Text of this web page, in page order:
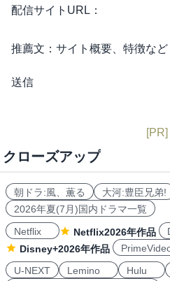
配信サイトURL：
推薦文： サイト概要、特徴など
[PR]
クローズアップ
朝ドラ:風、薫る 大河:豊臣兄弟!
2026年夏(7月)国内ドラマ一覧
Netflix
Netflix2026年作品
Disney+2026年作品
U-NEXT
Lemino Hulu